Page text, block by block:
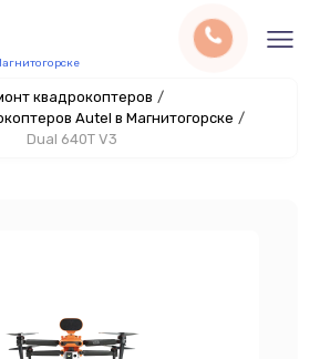
квадрокоптеров /
Autel в Магнитогорске /
Dual 640T V3